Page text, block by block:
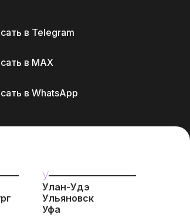
в WhatsApp
в MAX
в Telegram
У
Улан-Удэ
Ульяновск
Уфа